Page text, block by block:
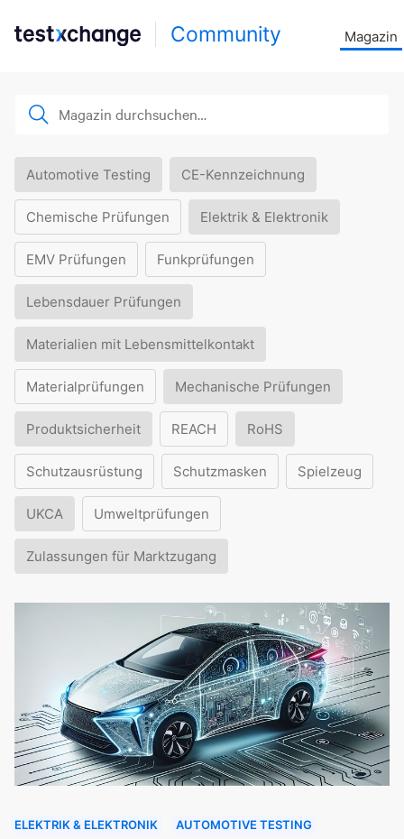
Community Magazin
Automotive Testing CE-Kennzeichnung
Chemische Prüfungen Elektrik & Elektronik
EMV Prüfungen Funkprüfungen
Lebensdauer Prüfungen
Materialien mit Lebensmittelkontakt
Materialprüfungen Mechanische Prüfungen
Produktsicherheit REACH RoHS
Schutzausrüstung Schutzmasken Spielzeug
UKCA Umweltprüfungen
Zulassungen für Marktzugang
ELEKTRIK & ELEKTRONIK AUTOMOTIVE TESTING